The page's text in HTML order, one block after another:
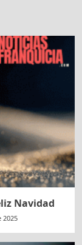
Navidad
2025